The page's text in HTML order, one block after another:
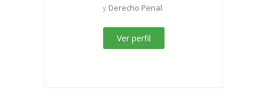
y Derecho Penal.
Ver perfil